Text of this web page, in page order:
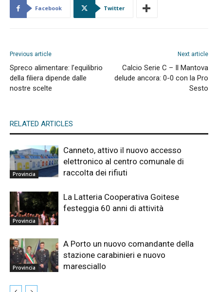
Facebook Twitter
Previous article
Spreco alimentare: l’equilibrio
della filiera dipende dalle
nostre scelte
Next article
Calcio Serie C – Il Mantova
delude ancora: 0-0 con la Pro
Sesto
RELATED ARTICLES
Provincia
Canneto, attivo il nuovo accesso
elettronico al centro comunale di
raccolta dei rifiuti
Provincia
La Latteria Cooperativa Goitese
festeggia 60 anni di attività
Provincia
A Porto un nuovo comandante della
stazione carabinieri e nuovo
maresciallo